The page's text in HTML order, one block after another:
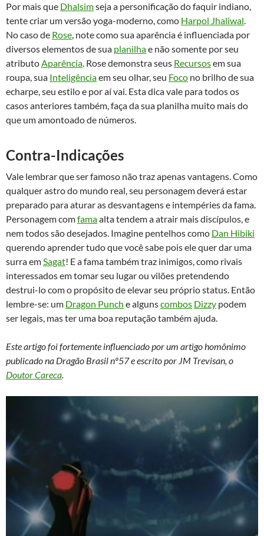
Por mais que Dhalsimseja a personificação do faquir indiano,
tente criar um versão yoga-moderno, como Harpol Jhaliwal.
No caso de Rose, note como sua aparência é influenciada por
diversos elementos de sua planilhae não somente por seu
atributoAparência. Rose demonstra seus Recursosem sua
roupa, sua Inteligênciaem seu olhar, seu Foco no brilho de sua
echarpe, seu estilo e por aí vai. Esta dica vale para todos os
casos anteriores também, faça da sua planilha muito mais do
que um amontoado de números.
Contra-Indicações
Vale lembrar que ser famoso não traz apenas vantagens. Como
qualquer astro do mundo real, seu personagem deverá estar
preparado para aturar as desvantagens e intempéries da fama.
Personagem comfamaalta tendem a atrair mais discípulos, e
nem todos são desejados. Imagine pentelhos como Dan Hibiki
querendo aprender tudo que você sabe pois ele quer dar uma
surra emSagat! E a fama também traz inimigos, como rivais
interessados em tomar seu lugar ou vilões pretendendo
destrui-lo com o propósito de elevar seu próprio status. Então
lembre-se: um Dragon Punch e algunscombos Dizzy podem
ser legais, mas ter uma boa reputação também ajuda.
Este artigo foi fortemente influenciado por um artigo homônimo
publicado na Dragão Brasil nº57 e escrito por JM Trevisan, o
Doutor Careca.